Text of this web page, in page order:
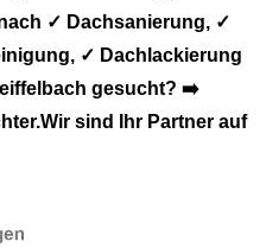
✓ Dachsanierung, ✓
✓ Dachlackierung
gesucht? ➡️
sind Ihr Partner auf